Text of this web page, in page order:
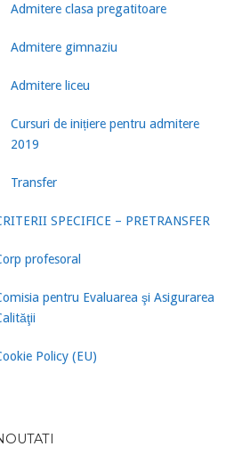
Admitere clasa pregatitoare
Admitere gimnaziu
Admitere liceu
Cursuri de inițiere pentru admitere
2019
Transfer
SPECIFICE – PRETRANSFER
profesoral
pentru Evaluarea şi Asigurarea
Policy (EU)